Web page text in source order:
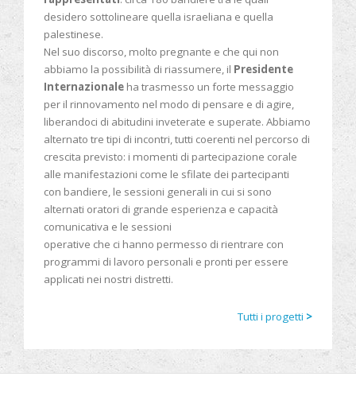
desidero sottolineare quella israeliana e quella
palestinese.
Nel suo discorso, molto pregnante e che qui non
abbiamo la possibilità di riassumere, il Presidente
Internazionale ha trasmesso un forte messaggio
per il rinnovamento nel modo di pensare e di agire,
liberandoci di abitudini inveterate e superate. Abbiamo
alternato tre tipi di incontri, tutti coerenti nel percorso di
crescita previsto: i momenti di partecipazione corale
alle manifestazioni come le sfilate dei partecipanti
con bandiere, le sessioni generali in cui si sono
alternati oratori di grande esperienza e capacità
comunicativa e le sessioni
operative che ci hanno permesso di rientrare con
programmi di lavoro personali e pronti per essere
applicati nei nostri distretti.
Tutti i progetti >